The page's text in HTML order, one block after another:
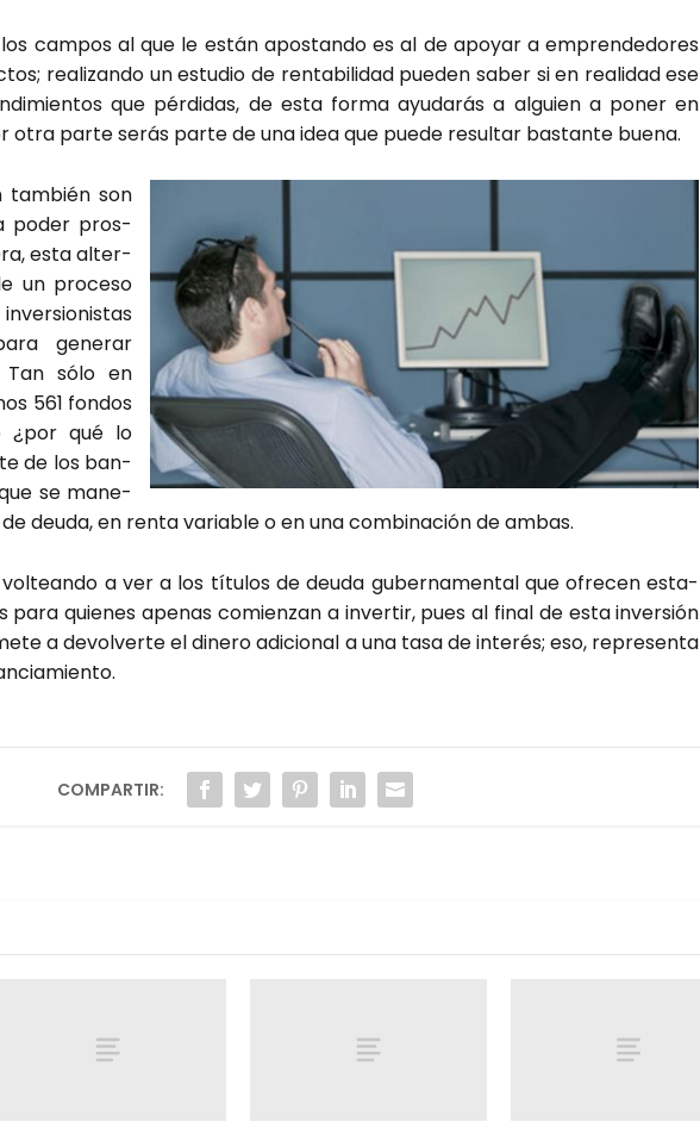
cam­pos al que le están apos­tan­do es al de apo­yar a empren­de­do­res
rea­li­zan­do un estu­dio de ren­ta­bi­li­dad pue­den saber si en reali­dad ese
que pér­di­das, de esta for­ma ayu­da­rás a alguien a poner en
otra par­te serás par­te de una idea que pue­de resul­tar bas­tan­te bue­na.
tam­bién son
poder pros­
esta alter­
un pro­ce­so
gene­rar
Tan sólo en
561 fon­dos
¿por qué lo
de los ban­
se mane­
deu­da, en ren­ta varia­ble o en una com­bi­na­ción de ambas.
a ver a los títu­los de deu­da guber­na­men­tal que ofre­cen esta­
para quie­nes ape­nas comien­zan a inver­tir, pues al final de esta inver­sión
a devol­ver­te el dine­ro adi­cio­nal a una tasa de inte­rés; eso, repre­sen­ta
COMPARTIR: